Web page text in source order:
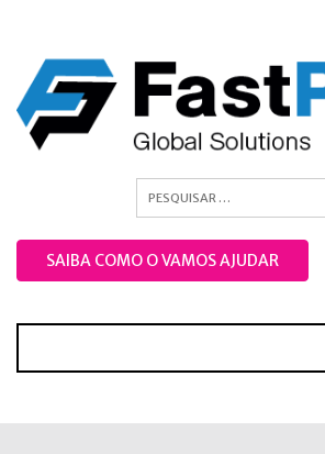
SAIBA COMO O VAMOS AJUDAR